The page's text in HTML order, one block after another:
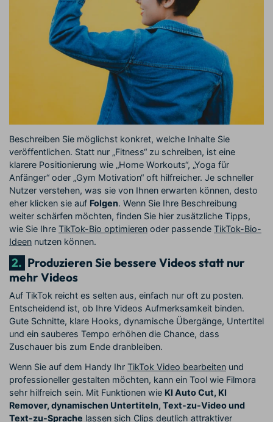
Beschreiben Sie möglichst konkret, welche Inhalte Sie
veröffentlichen. Statt nur „Fitness“ zu schreiben, ist eine
klarere Positionierung wie „Home Workouts“, „Yoga für
Anfänger“ oder „Gym Motivation“ oft hilfreicher. Je schneller
Nutzer verstehen, was sie von Ihnen erwarten können, desto
eher klicken sie auf Folgen. Wenn Sie Ihre Beschreibung
weiter schärfen möchten, finden Sie hier zusätzliche Tipps,
wie Sie Ihre TikTok-Bio optimieren oder passende TikTok-Bio-
Ideen nutzen können.
2. Produzieren Sie bessere Videos statt nur
mehr Videos
Auf TikTok reicht es selten aus, einfach nur oft zu posten.
Entscheidend ist, ob Ihre Videos Aufmerksamkeit binden.
Gute Schnitte, klare Hooks, dynamische Übergänge, Untertitel
und ein sauberes Tempo erhöhen die Chance, dass
Zuschauer bis zum Ende dranbleiben.
Wenn Sie auf dem Handy Ihr TikTok Video bearbeiten und
professioneller gestalten möchten, kann ein Tool wie Filmora
sehr hilfreich sein. Mit Funktionen wie KI Auto Cut, KI
Remover, dynamischen Untertiteln, Text-zu-Video und
Text-zu-Sprache lassen sich Clips deutlich attraktiver